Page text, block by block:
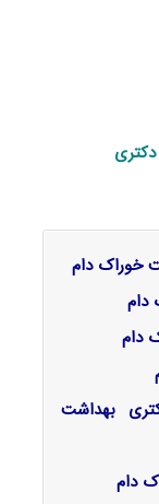
خوراک دام
دام
دام
بهداشت
دام